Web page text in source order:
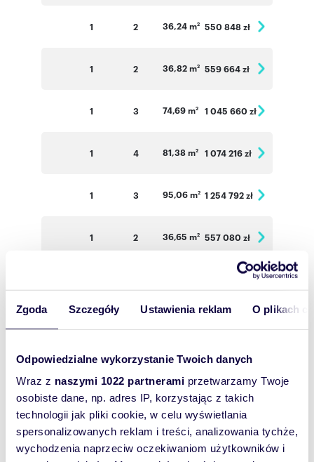
Zgoda Szczegóły Ustawienia reklam O plikach
Odpowiedzialne wykorzystanie Twoich danych
Wraz z naszymi 1022 partnerami przetwarzamy Twoje
osobiste dane, np. adres IP, korzystając z takich
technologii jak pliki cookie, w celu wyświetlania
spersonalizowanych reklam i treści, analizowania tychże,
wychodzenia naprzeciw oczekiwaniom użytkowników i
1 2 36,24 m2 550 848 zł
1 2 36,82 m2 559 664 zł
1 3 74,69 m2 1 045 660 zł
1 4 81,38 m2 1 074 216 zł
1 3 95,06 m2 1 254 792 zł
1 2 36,65 m2 557 080 zł
2 2 33,86 m 5 021 444 zł
2 2 34,52 m2 531 608 zł
2 3 66,83 m 935 620 zł